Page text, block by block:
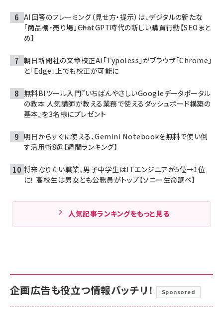
AI回答のフレーミング（見せ方・提示）は、デジタルの新たな
「商品棚・売り場」――ChatGPT時代の新しい購買行動【SEOまと
め】
朝日新聞社の文章校正AI「Typoless」がブラウザ「Chrome」
と「Edge」上でも校正が可能に
無料BIツール入門『いちばんやさしいGoogleデータポータル
の教本 人気講師が教える業務で使えるダッシュボード構築の
基本』を3名様にプレゼント
明日からすぐに使える、Gemini Notebookを無料で使い倒
す活用術8選【週間ランキング】
将来なりたい職業、男子中学生はITエンジニアが5位→1位
に！ 高校生は男女とも公務員がトップ【ソニー生命調べ】
人気記事ランキングをもっと見る
企画広告も役立つ情報バッチリ！ Sponsored